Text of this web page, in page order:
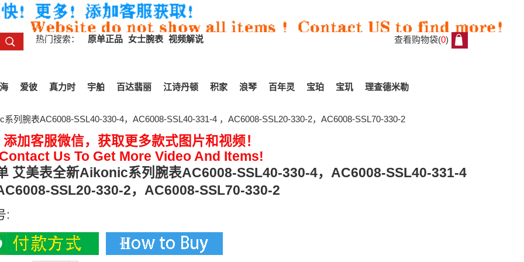
热门搜索： 原单正品 女士腕表 视频解说 查看购物袋(0)
爱彼 真力时 宇舶 百达翡丽 江诗丹顿 积家 浪琴 百年灵 宝珀 宝玑 理查德米勒
列腕表AC6008-SSL40-330-4，AC6008-SSL40-331-4 ，AC6008-SSL20-330-2，AC6008-SSL70-330-2
添加客服微信，获取更多款式图片和视频！
Us To Get More Video And Items!
艾美表全新Aikonic系列腕表AC6008-SSL40-330-4，AC6008-SSL40-331-4
SSL20-330-2，AC6008-SSL70-330-2
: